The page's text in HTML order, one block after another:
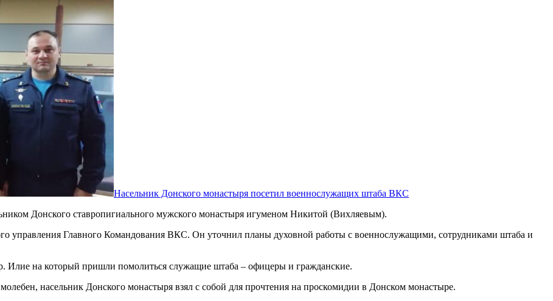
Насельник Донского монастыря посетил военнослужащих штаба ВКС
Донского ставропигиального мужского монастыря игуменом Никитой (Вихляевым).
управления Главного Командования ВКС. Он уточнил планы духовной работы с военнослужащими, сотрудниками штаба и
Илие на который пришли помолиться служащие штаба – офицеры и гражданские.
насельник Донского монастыря взял с собой для прочтения на проскомидии в Донском монастыре.